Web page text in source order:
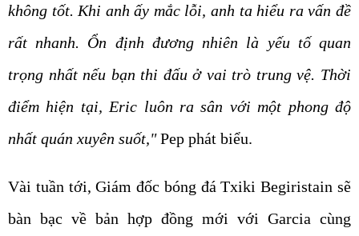
không tốt. Khi anh ấy mắc lỗi, anh ta hiểu ra vấn đề
rất nhanh. Ổn định đương nhiên là yếu tố quan
trọng nhất nếu bạn thi đấu ở vai trò trung vệ. Thời
điểm hiện tại, Eric luôn ra sân với một phong độ
nhất quán xuyên suốt,"Pep phát biểu.
Vài tuần tới, Giám đốc bóng đá Txiki Begiristain sẽ
bàn bạc về bản hợp đồng mới với Garcia cùng